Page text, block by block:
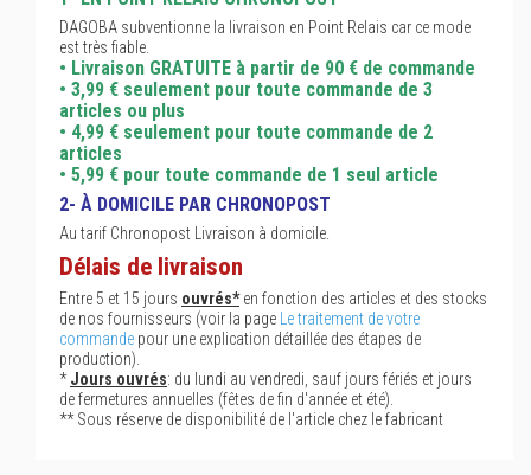
DAGOBA subventionne la livraison en Point Relais car ce mode
est très fiable.
• Livraison GRATUITE à partir de 90 € de commande
• 3,99 € seulement pour toute commande de 3
articles ou plus
• 4,99 € seulement pour toute commande de 2
articles
• 5,99 € pour toute commande de 1 seul article
2- À DOMICILE PAR CHRONOPOST
Au tarif Chronopost Livraison à domicile.
Délais de livraison
Entre 5 et 15 jours ouvrés*en fonction des articles et des stocks
de nos fournisseurs (voir la page
Le traitement de votre
commande pour une explication détaillée des étapes de
production).
*Jours ouvrés: du lundi au vendredi, sauf jours fériés et jours
de fermetures annuelles (fêtes de fin d'année et été).
** Sous réserve de disponibilité de l'article chez le fabricant